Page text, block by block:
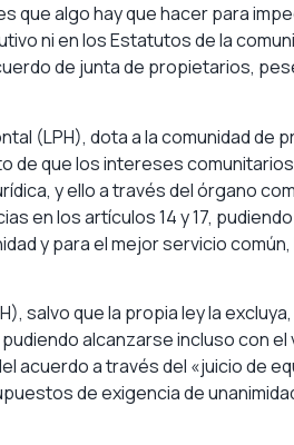
algo hay que hacer para
ni en los Estatutos de la
de junta de propietarios,
(LPH), dota a la comunidad de
de que los intereses
y ello a través del órgano
en los artículos 14 y 17,
y para el mejor servicio
salvo que la propia ley la
alcanzarse incluso con el
acuerdo a través del «juicio de
de exigencia de